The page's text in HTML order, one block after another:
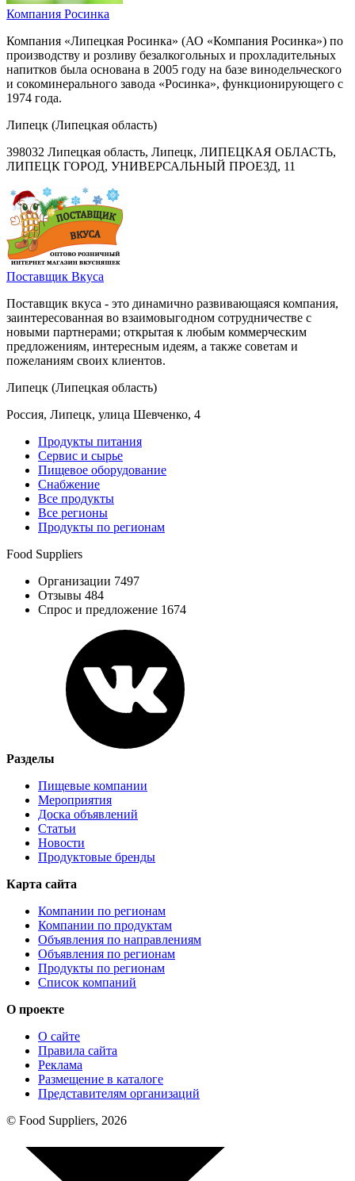
Компания Росинка
Компания «Липецкая Росинка» (АО «Компания Росинка») по
производству и розливу безалкогольных и прохладительных
напитков была основана в 2005 году на базе винодельческого
и сокоминерального завода «Росинка», функционирующего с
1974 года.
Липецк (Липецкая область)
398032 Липецкая область, Липецк, ЛИПЕЦКАЯ ОБЛАСТЬ,
ЛИПЕЦК ГОРОД, УНИВЕРСАЛЬНЫЙ ПРОЕЗД, 11
Поставщик Вкуса
Поставщик вкуса - это динамично развивающаяся компания,
заинтересованная во взаимовыгодном сотрудничестве с
новыми партнерами; открытая к любым коммерческим
предложениям, интересным идеям, а также советам и
пожеланиям своих клиентов.
Липецк (Липецкая область)
Россия, Липецк, улица Шевченко, 4
Продукты питания
Сервис и сырье
Пищевое оборудование
Снабжение
Все продукты
Все регионы
Продукты по регионам
Food Suppliers
Организации 7497
Отзывы 484
Спрос и предложение 1674
Разделы
Пищевые компании
Мероприятия
Доска объявлений
Статьи
Новости
Продуктовые бренды
Карта сайта
Компании по регионам
Компании по продуктам
Объявления по направлениям
Объявления по регионам
Продукты по регионам
Список компаний
О проекте
О сайте
Правила сайта
Реклама
Размещение в каталоге
Представителям организаций
© Food Suppliers, 2026